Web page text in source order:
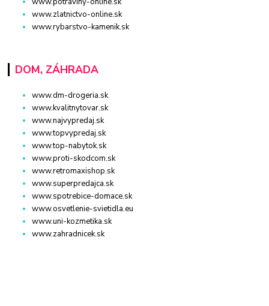
www.zlatnictvo-online.sk
www.rybarstvo-kamenik.sk
DOM, ZÁHRADA
www.dm-drogeria.sk
www.kvalitnytovar.sk
www.najvypredaj.sk
www.topvypredaj.sk
www.top-nabytok.sk
www.proti-skodcom.sk
www.retromaxishop.sk
www.superpredajca.sk
www.spotrebice-domace.sk
www.osvetlenie-svietidla.eu
www.uni-kozmetika.sk
www.zahradnicek.sk